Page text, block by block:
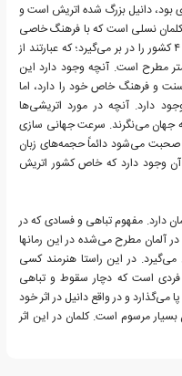
بود، دانیل بزرگ شده اتریش است و
کلمان نسلی است که با فرهنگ خاصی
پرورش یافته‌است. ادبیات آلمانی زبان، در واقع ۴ کشور را در بر می‌گیرد؛ که عبارتند از
مطرح است. آنچه وجود دارد این
و فرهنگ خاص خود را دارد، اما
دارد. آنچه در مورد اتریشی‌ها
جهان می‌نگرند. سرعت جهانی سازی
صحبت می‌شود دائماً حجمه‌های زبان
آن وجود دارد که خاص کشور اتریش
طلایی ادبیات آلمان دارد. مفهوم تباهی و فسادی که در
مطرح می‌شده در این رمانها
می‌گیرد. در این راستا هنرمند کسی
فردی است که دچار سقوط و تباهی
می‌گذارد و در واقع دانیل در اثر خود
مرسوم است. کلمان در این اثر